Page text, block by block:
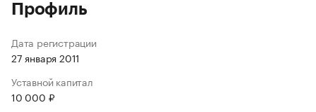
Профиль
Дата регистрации
27 января 2011
Уставной капитал
10 000 ₽